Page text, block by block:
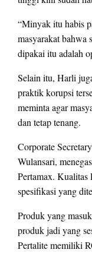
“Minyak itu habis
masyarakat bahwa
dipakai itu adalah
Selain itu, Harli
praktik korupsi
meminta agar
dan tetap tenang.
Corporate
Wulansari,
Pertamax. Kualitas
spesifikasi yang
Produk yang
produk jadi yang
Pertalite memiliki